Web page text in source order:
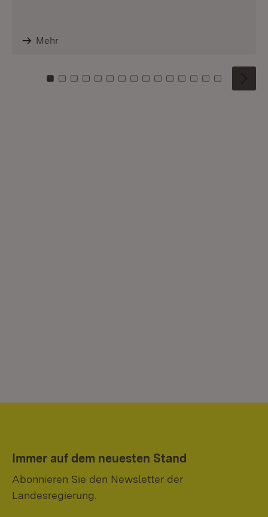
Mehr
Zu Kachel: 0
Zu Kachel: 1
Zu Kachel: 2
Zu Kachel: 3
Zu Kachel: 4
Zu Kachel: 5
Zu Kachel: 6
Zu Kachel: 7
Zu Kachel: 8
Zu Kachel: 9
Zu Kachel: 10
Zu Kachel: 11
Zu Kachel: 12
Zu Kachel:
Zu
Immer auf dem neuesten Stand
Abonnieren Sie den Newsletter der
Landesregierung.